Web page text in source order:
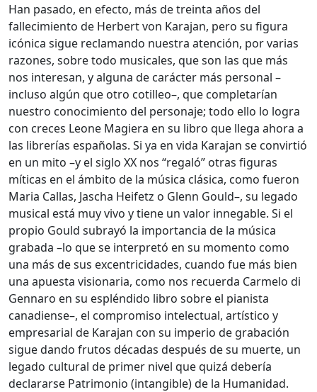
Han pasado, en efecto, más de treinta años del
fallecimiento de Herbert von Karajan, pero su figura
icónica sigue reclamando nuestra atención, por varias
razones, sobre todo musicales, que son las que más
nos interesan, y alguna de carácter más personal –
incluso algún que otro cotilleo–, que completarían
nuestro conocimiento del personaje; todo ello lo logra
con creces Leone Magiera en su libro que llega ahora a
las librerías españolas. Si ya en vida Karajan se convirtió
en un mito –y el siglo XX nos “regaló” otras figuras
míticas en el ámbito de la música clásica, como fueron
Maria Callas, Jascha Heifetz o Glenn Gould–, su legado
musical está muy vivo y tiene un valor innegable. Si el
propio Gould subrayó la importancia de la música
grabada –lo que se interpretó en su momento como
una más de sus excentricidades, cuando fue más bien
una apuesta visionaria, como nos recuerda Carmelo di
Gennaro en su espléndido libro sobre el pianista
canadiense–, el compromiso intelectual, artístico y
empresarial de Karajan con su imperio de grabación
sigue dando frutos décadas después de su muerte, un
legado cultural de primer nivel que quizá debería
declararse Patrimonio (intangible) de la Humanidad.